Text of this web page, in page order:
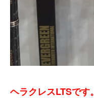
ヘラクレスLTSです。